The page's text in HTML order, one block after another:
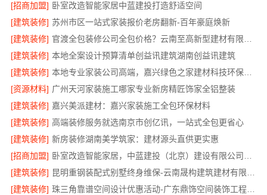
[招商加盟] 卧室改造智能家居中蓝建投打造舒适空间
[建筑装修] 苏州市区一站式家装报价老房翻新-百年豪庭焕新
[建筑装修]
[建筑装修] 本地全案设计预算清单创益讯建筑湖南创益讯建筑
[建筑装修]
本地专业家装公司高端，嘉兴绿色之家建材科技环保全包装修
[资源材料] 广州天河家装施工哪家专业新房精匠饰家全铝整装
[建筑装修] 嘉兴美派建材：嘉兴家装施工全包环保材料
[建筑装修] 高端装修服务就选南京市创亿讯，一站式全包更省心
[建筑装修] 新房装修湖南美学筑家：建材源头直供更实惠
[招商加盟]
[建筑装修]
[建筑装修]
珠三角靠谱空间设计优惠活动-广东鼎饰空间装饰工程有限公司